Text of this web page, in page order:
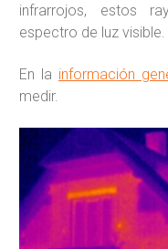
infrarrojos, estos
espectro de luz visible.
En la información
medir.